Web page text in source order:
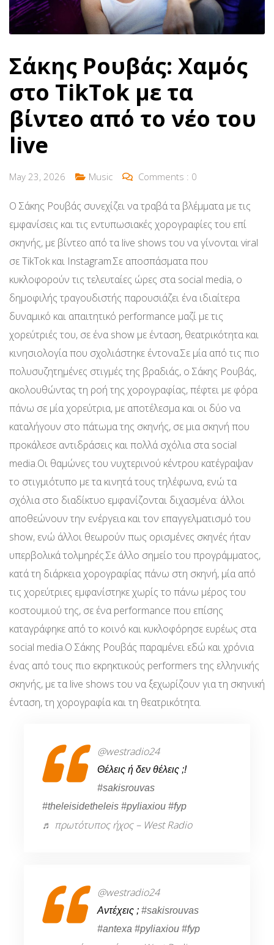
Σάκης Ρουβάς: Χαμός
στο TikTok με τα
βίντεο από το νέο του
live
May 23, 2026 Music Comments : 0
Ο Σάκης Ρουβάς συνεχίζει να τραβά τα βλέμματα με τις
εμφανίσεις και τις εντυπωσιακές χορογραφίες του επί
σκηνής, με βίντεο από τα live shows του να γίνονται viral
σε TikTok και Instagram.Σε αποσπάσματα που
κυκλοφορούν τις τελευταίες ώρες στα social media, ο
δημοφιλής τραγουδιστής παρουσιάζει ένα ιδιαίτερα
δυναμικό και απαιτητικό performance μαζί με τις
χορεύτριές του, σε ένα show με ένταση, θεατρικότητα και
κινησιολογία που σχολιάστηκε έντονα.Σε μία από τις πιο
πολυσυζητημένες στιγμές της βραδιάς, ο Σάκης Ρουβάς,
ακολουθώντας τη ροή της χορογραφίας, πέφτει με φόρα
πάνω σε μία χορεύτρια, με αποτέλεσμα και οι δύο να
καταλήγουν στο πάτωμα της σκηνής, σε μια σκηνή που
προκάλεσε αντιδράσεις και πολλά σχόλια στα social
media.Οι θαμώνες του νυχτερινού κέντρου κατέγραψαν
το στιγμιότυπο με τα κινητά τους τηλέφωνα, ενώ τα
σχόλια στο διαδίκτυο εμφανίζονται διχασμένα: άλλοι
αποθεώνουν την ενέργεια και τον επαγγελματισμό του
show, ενώ άλλοι θεωρούν πως ορισμένες σκηνές ήταν
υπερβολικά τολμηρές.Σε άλλο σημείο του προγράμματος,
κατά τη διάρκεια χορογραφίας πάνω στη σκηνή, μία από
τις χορεύτριες εμφανίστηκε χωρίς το πάνω μέρος του
κοστουμιού της, σε ένα performance που επίσης
καταγράφηκε από το κοινό και κυκλοφόρησε ευρέως στα
social media.Ο Σάκης Ρουβάς παραμένει εδώ και χρόνια
ένας από τους πιο εκρηκτικούς performers της ελληνικής
σκηνής, με τα live shows του να ξεχωρίζουν για τη σκηνική
ένταση, τη χορογραφία και τη θεατρικότητα.
@westradio24
Θέλεις ή δεν θέλεις ;!
#sakisrouvas
#theleisidetheleis #pyliaxiou #fyp
♬ πρωτότυπος ήχος – West Radio
@westradio24
Αντέχεις ; #sakisrouvas
#antexa #pyliaxiou #fyp